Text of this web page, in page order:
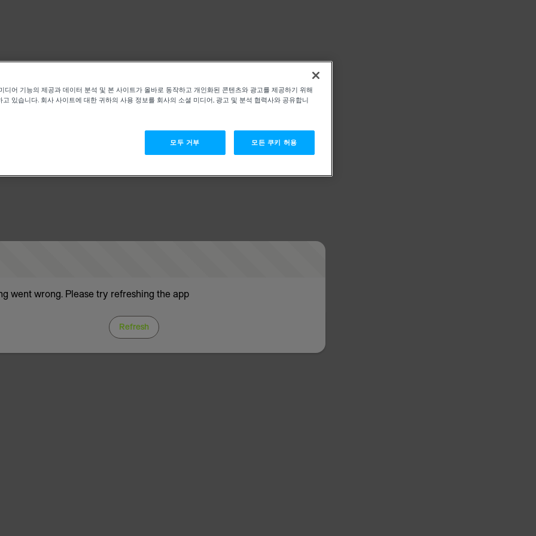
went wrong. Please try refreshing the app
Refresh
디어 기능의 제공과 데이터 분석 및 본 사이트가 올바로 동작하고 개인화된 콘텐츠와 광고를 제공하기 위해
고 있습니다. 회사 사이트에 대한 귀하의 사용 정보를 회사의 소셜 미디어, 광고 및 분석 협력사와 공유합니
모두 거부 모든 쿠키 허용